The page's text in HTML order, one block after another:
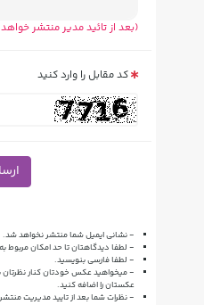
(بعد از تائید مدیر منتشر
کد مقابل را وارد کنید
- نشانی ایمیل شما منتشر نخواهد شد.
- لطفا دیدگاهتان تا حد امکان مربوط
- لطفا فارسی بنویسید.
- میخواهید عکس خودتان کنار نظرتان
عکستان را اضافه کنید.
- نظرات شما بعد از تایید مدیریت